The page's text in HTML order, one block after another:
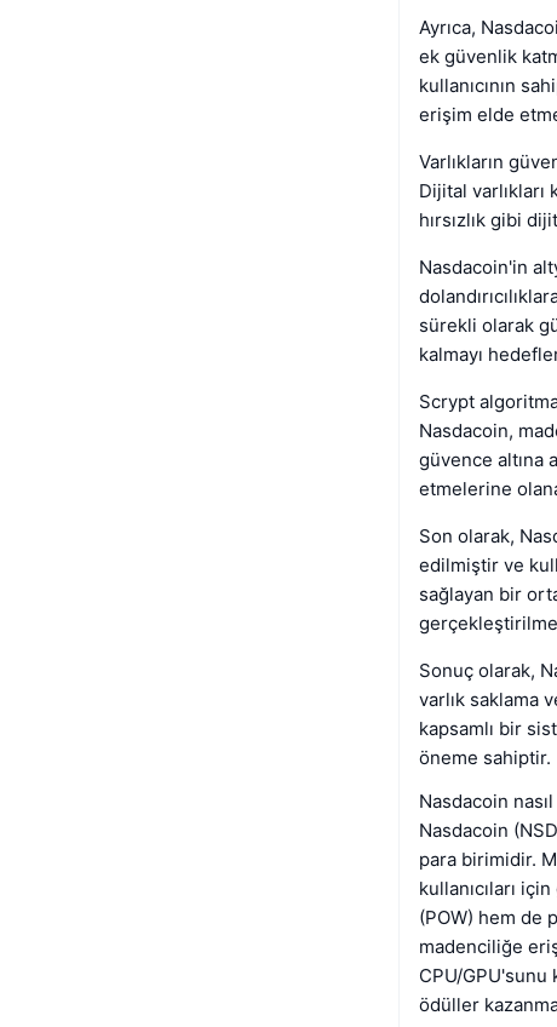
Ayrıca,
ek güvenlik
kullanıcının
erişim elde
Varlıkların
Dijital
hırsızlık gibi
Nasdacoin'in
sürekli olarak
kalmayı
Scrypt
Nasdacoin,
güvence altına
etmelerine
Son olarak,
edilmiştir ve
sağlayan bir
Sonuç olarak,
varlık saklama
kapsamlı bir
öneme sahiptir.
Nasdacoin
Nasdacoin
para birimidir.
kullanıcıları
(POW) hem de
madenciliğe
CPU/GPU'sunu
ödüller